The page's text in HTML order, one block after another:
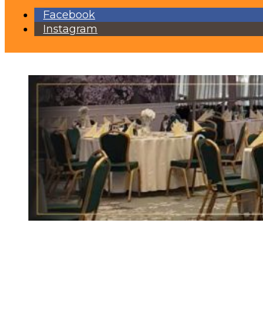
Facebook
Instagram